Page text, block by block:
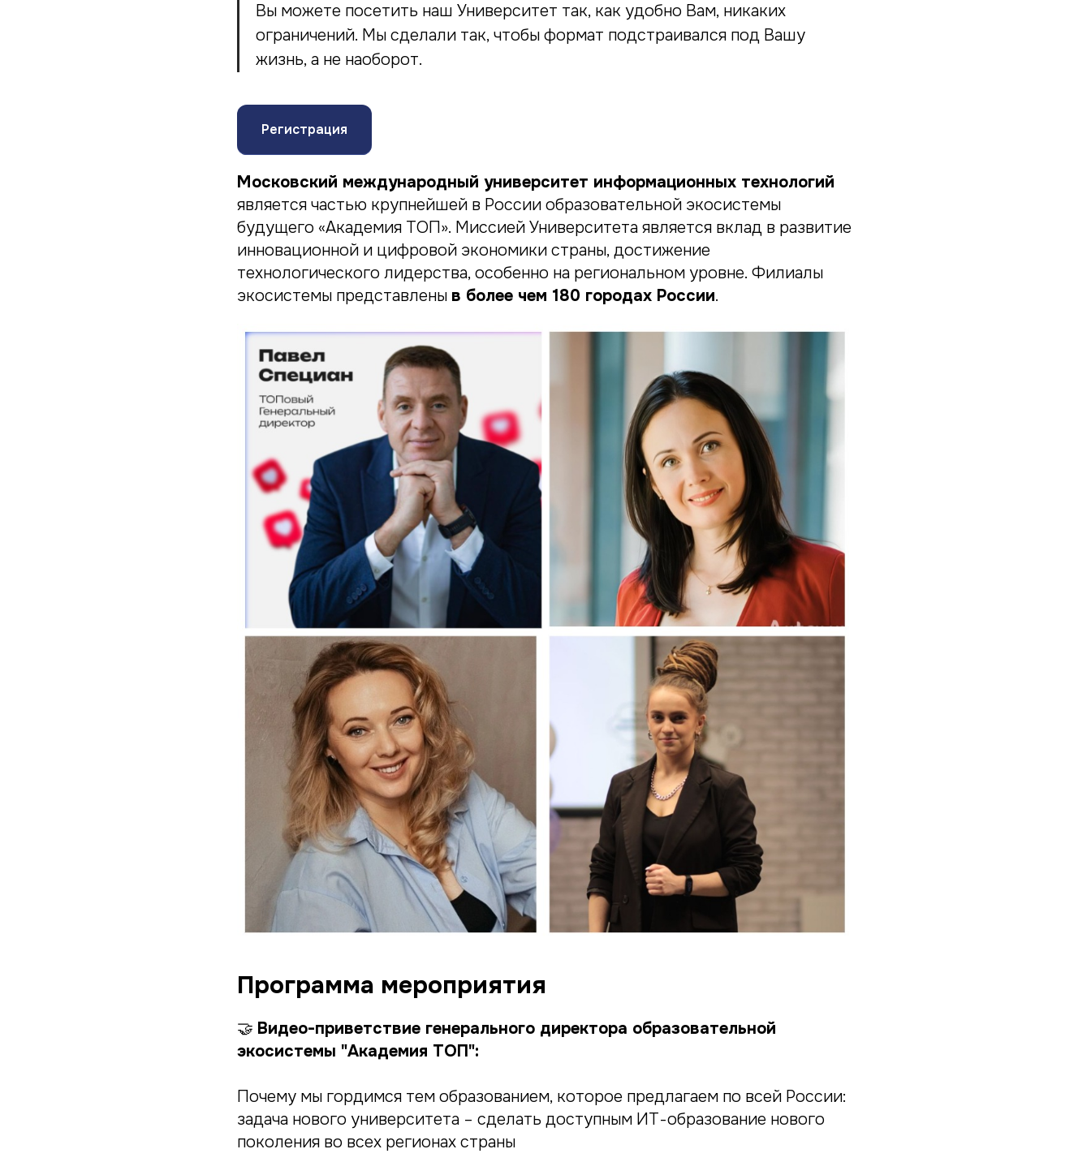
Вы можете посетить наш Университет так, как удобно Вам, никаких
ограничений. Мы сделали так, чтобы формат подстраивался под Вашу
жизнь, а не наоборот.
Регистрация
Московский международный университет информационных технологий
является частью крупнейшей в России образовательной экосистемы
будущего «Академия ТОП». Миссией Университета является вклад в развитие
инновационной и цифровой экономики страны, достижение
технологического лидерства, особенно на региональном уровне. Филиалы
экосистемы представлены в более чем 180 городах России.
Программа мероприятия
🤝 Видео-приветствие генерального директора образовательной
экосистемы "Академия ТОП":
Почему мы гордимся тем образованием, которое предлагаем по всей России:
задача нового университета – сделать доступным ИТ-образование нового
поколения во всех регионах страны